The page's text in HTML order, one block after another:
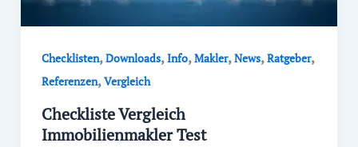
Checklisten,Downloads,Info,Makler,News,Ratgeber,
Referenzen,Vergleich
Checkliste Vergleich
Immobilienmakler Test